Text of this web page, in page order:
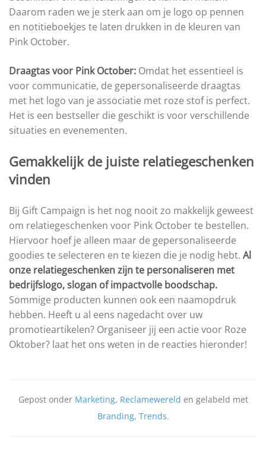
Daarom raden we je sterk aan om je logo op pennen
en notitieboekjes te laten drukken in de kleuren van
Pink October.
Draagtas voor Pink October: Omdat het essentieel is
voor communicatie, de gepersonaliseerde draagtas
met het logo van je associatie met roze stof is perfect.
Het is een bestseller die geschikt is voor verschillende
situaties en evenementen.
Gemakkelijk de juiste relatiegeschenken
vinden
Bij Gift Campaign is het nog nooit zo makkelijk geweest
om relatiegeschenken voor Pink October te bestellen.
Hiervoor hoef je alleen maar de gepersonaliseerde
goodies te selecteren en te kiezen die je nodig hebt. Al
onze relatiegeschenken zijn te personaliseren met
bedrijfslogo, slogan of impactvolle boodschap.
Sommige producten kunnen ook een naamopdruk
hebben. Heeft u al eens nagedacht over uw
promotieartikelen? Organiseer jij een actie voor Roze
Oktober? laat het ons weten in de reacties hieronder!
Gepost onder Marketing, Reclamewereld en gelabeld met
Branding, Trends.